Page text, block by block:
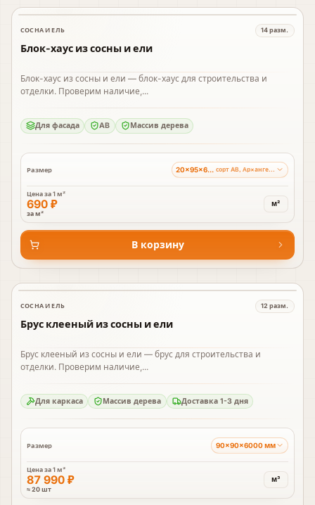
В наличии
СОСНА И ЕЛЬ 14разм.
Блок-хаус из сосны и ели
Блок-хаус из сосны и ели — блок-хаус для строительства и
отделки. Проверим наличие,...
Для фасада AB Массив дерева
Размер 20×95×6000 ммсорт AB, Ар×ангельский лес
Цена за1 м²
690 ₽
за м²
м²
В корзину
В наличии
СОСНА И ЕЛЬ 12 разм.
Брус клееный из сосны и ели
Брус клееный из сосны и ели — брус для строительства и
отделки. Проверим наличие,...
Для каркаса Массив дерева Доставка 1-3 дня
Размер 90×90×6000 мм
Цена за1 м³
87 990 ₽
≈ 20 шт
м³